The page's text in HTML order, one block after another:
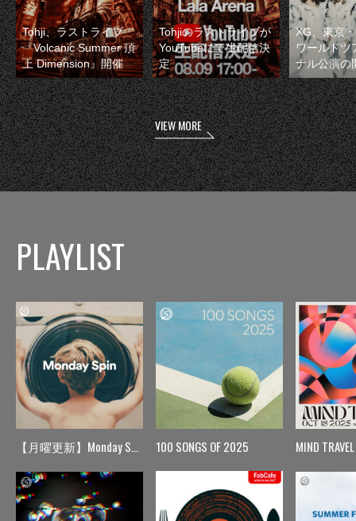
Tohji、ラストライブ
『Volcanic Summer 頂
上 Dimension』開催
Tohjiのラストライブが
YouTubeにて生配信決
定
XG、東京
ワールドツ
ナル公演の
VIEW MORE
PLAYLIST
【月曜更新】Monday Spin 100 SONGS OF 2025 MIND TRAVEL